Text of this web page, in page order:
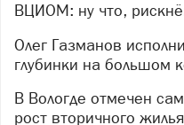
ВЦИОМ: ну что,
Олег Газманов исполнит песни из вологодской
глубинки на большом
В Вологде отмечен самый высокий по стране
рост вторичного жилья